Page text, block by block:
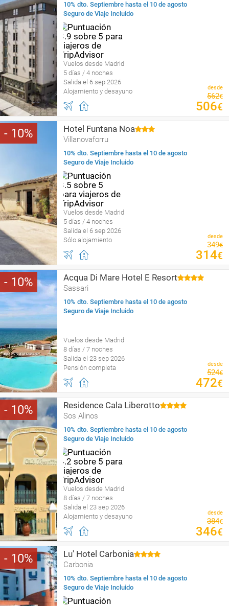
10% dto. Septiembre hasta el 10 de agosto
Seguro de Viaje Incluido
Vuelos desde Madrid
5 días / 4 noches
Salida el 6 sep 2026
Alojamiento y desayuno
desde
562€
506€
10 Hotel Funtana Noa
Villanovaforru
10% dto. Septiembre hasta el 10 de agosto
Seguro de Viaje Incluido
Vuelos desde Madrid
5 días / 4 noches
Salida el 6 sep 2026
Sólo alojamiento
desde
349€
314€
10 Acqua Di Mare Hotel E Resort
Sassari
10% dto. Septiembre hasta el 10 de agosto
Seguro de Viaje Incluido
Vuelos desde Madrid
8 días / 7 noches
Salida el 23 sep 2026
Pensión completa
desde
524€
472€
10 Residence Cala Liberotto
Sos Alinos
10% dto. Septiembre hasta el 10 de agosto
Seguro de Viaje Incluido
Vuelos desde Madrid
8 días / 7 noches
Salida el 23 sep 2026
Alojamiento y desayuno
desde
384€
346€
10 Lu' Hotel Carbonia
Carbonia
10% dto. Septiembre hasta el 10 de agosto
Seguro de Viaje Incluido